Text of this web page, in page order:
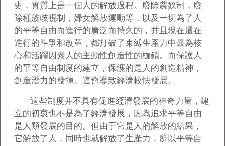
史，實質上是一個人的解放過程。廢除農奴制，廢
除種族歧視制，婦女解放運動等，以及一切為了人
的平等自由而進行的廣泛而持久的，并且現在還在
進行的斗爭和改革，都打破了束縛生產力中最為核
心和活躍因素人的主動性創造性的枷鎖。而保護人
的平等自由制度的建立，保護的是人的創造精神，
創造潛力的發揮。這會導致經濟較快發展。
這些制度并不具有促進經濟發展的神奇力量，建
立的初衷也不是為了經濟發展，因為追求平等自由
是人類發展的目的。但由于它是人的解放的結果，
它解放了人，同時也就解放了生產力，所以平等自